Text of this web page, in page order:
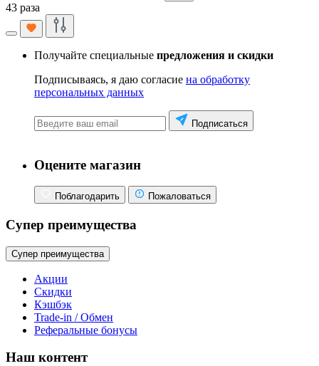
43 раза
Получайте специальные предложения и скидки
Подписываясь, я даю согласие на обработку
персональных данных
Подписаться
Оцените магазин
Поблагодарить Пожаловаться
Супер преимущества
Супер преимущества
Акции
Скидки
Кэшбэк
Trade-in / Обмен
Реферальные бонусы
Наш контент